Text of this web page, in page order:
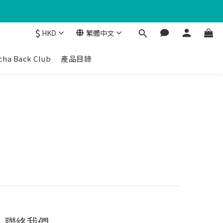
$ HKD 繁體中文
Back Club 產品目錄